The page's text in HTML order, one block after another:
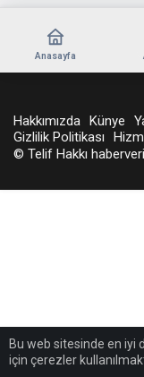
Bu web sitesinde en iyi
için çerezler
Anasayfa
Hakkımızda Künye
Gizlilik Politikası
© Telif Hakkı